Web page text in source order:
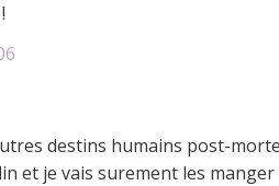
destins humains post-
et je vais surement les manger